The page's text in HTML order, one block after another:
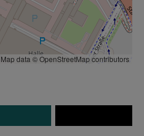
Map data © OpenStreetMap contributors